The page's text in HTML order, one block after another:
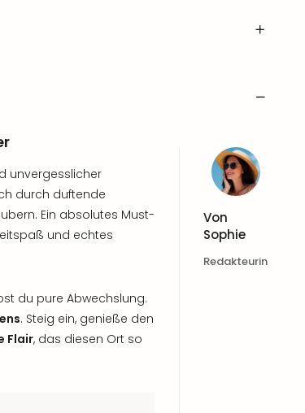
unvergesslicher
durch duftende
Ein absolutes Must-
und echtes
du pure Abwechslung.
. Steig ein, genieße den
Flair, das diesen Ort so
Von
Sophie
Redakteurin